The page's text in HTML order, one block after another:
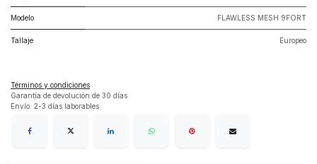
Modelo FLAWLESS MESH 9FORT
Tallaje Europeo
Términos y condiciones
Garantía de devolución de 30 días
Envío: 2-3 días laborables